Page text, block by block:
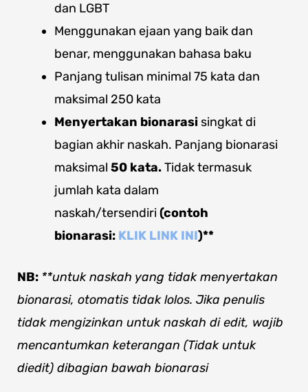
dan LGBT
Menggunakan ejaan yang baik dan
benar, menggunakan bahasa baku
Panjang tulisan minimal 75 kata dan
maksimal 250 kata
Menyertakan bionarasi singkat di
bagian akhir naskah. Panjang bionarasi
maksimal 50 kata.Tidak termasuk
jumlah kata dalam
naskah/tersendiri(contoh
bionarasi: KLIK LINK INI)**
NB: **untuk naskah yang tidak menyertakan
bionarasi, otomatis tidak lolos. Jika penulis
tidak mengizinkan untuk naskah di edit, wajib
mencantumkan keterangan (Tidak untuk
diedit) dibagian bawah bionarasi